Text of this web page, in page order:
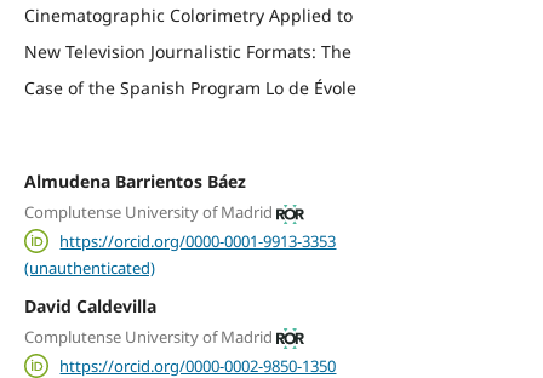
Cinematographic Colorimetry Applied to
New Television Journalistic Formats: The
Case of the Spanish Program Lo de Évole
Almudena Barrientos Báez
Complutense University of Madrid
https://orcid.org/0000-0001-9913-3353
(unauthenticated)
David Caldevilla
Complutense University of Madrid
https://orcid.org/0000-0002-9850-1350